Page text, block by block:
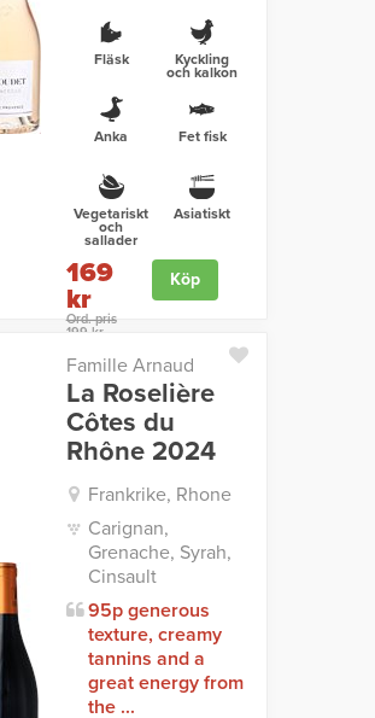
Fläsk Kyckling
och kalkon
Anka Fet fisk
Vegetariskt
och
sallader
Asiatiskt
169
kr
Ord. pris
199 kr
Köp
Famille Arnaud
La Roselière
Côtes du
Rhône 2024
Frankrike, Rhone
Carignan,
Grenache, Syrah,
Cinsault
95p generous
texture, creamy
tannins and a
great energy from
the ...